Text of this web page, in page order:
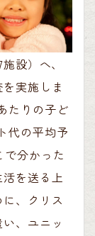
設）へ、
実施しま
たりの子ど
代の平均予
分かった
を送る上
、クリス
、ユニッ